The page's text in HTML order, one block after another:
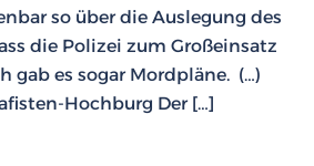
so über die Auslegung des
die Polizei zum Großeinsatz
gab es sogar Mordpläne. (…)
Hochburg Der […]